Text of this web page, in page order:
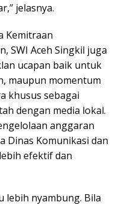
jelasnya.
Kemitraan
SWI Aceh Singkil juga
ucapan baik untuk
maupun momentum
khusus sebagai
dengan media lokal.
anggaran
Dinas Komunikasi dan
efektif dan
lebih nyambung. Bila